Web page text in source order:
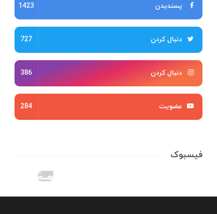
پسندیدن 1423
دنبال کردن 727
دنبال کردن 386
عضویت 284
فیسبوک